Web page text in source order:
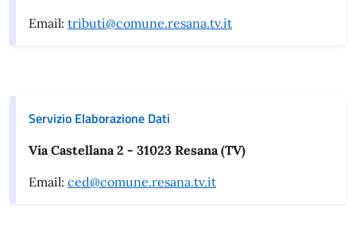
Email: tributi@comune.resana.tv.it
Servizio Elaborazione Dati
Via Castellana 2 - 31023 Resana (TV)
Email: ced@comune.resana.tv.it